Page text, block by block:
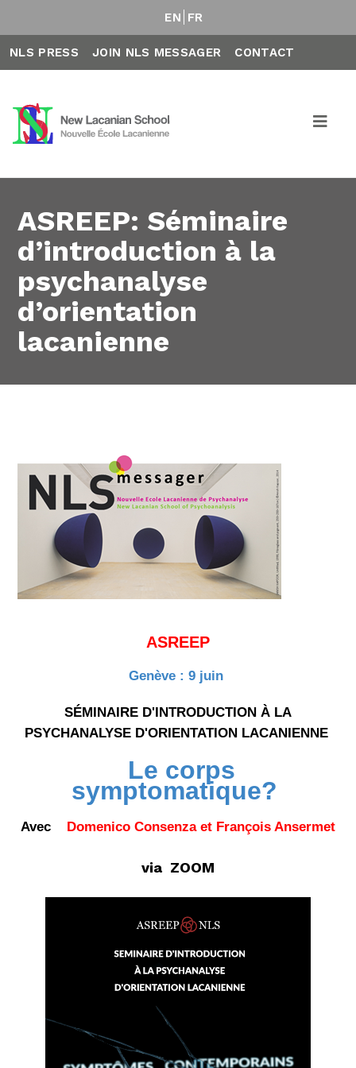
EN FR
NLS PRESS JOIN NLS MESSAGER CONTACT
ASREEP: Séminaire
d’introduction à la
psychanalyse
d’orientation
lacanienne
ASREEP
Genève : 9 juin
SÉMINAIRE D'INTRODUCTION À LA
PSYCHANALYSE D'ORIENTATION LACANIENNE
Le corps
symptomatique?
Avec Domenico Consenza et François Ansermet
via ZOOM